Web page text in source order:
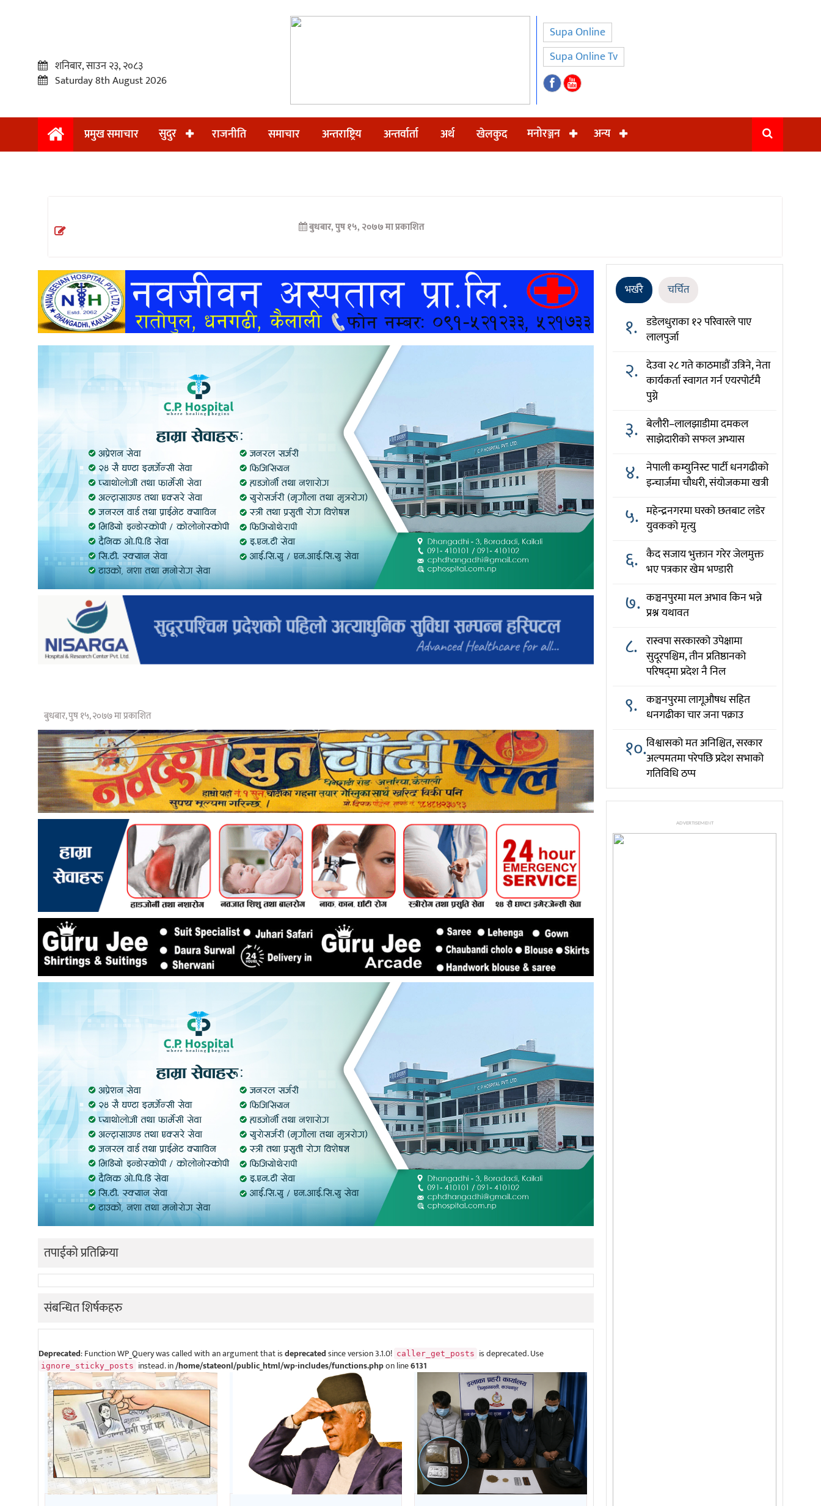
प्रमुख
अन्तराष्ट्रिय
अन्तर्वार्ता
खेलकुद
शनिबार, साउन २३, २०८३
Saturday 8th August 2026
Supa Online
Supa Online Tv
प्रमुख समाचार सुदुर राजनीति समाचार अन्तराष्ट्रिय अन्तर्वार्ता अर्थ खेलकुद मनोरञ्जन अन्य
बुधबार, पुष १५, २०७७ मा प्रकाशित
बुधबार, पुष १५, २०७७ मा प्रकाशित
तपाईको प्रतिक्रिया
संबन्धित शिर्षकहरु
Deprecated: Function WP_Query was called with an argument that isdeprecatedsince version 3.1.0! caller_get_posts is deprecated. Use
ignore_sticky_posts instead. in/home/stateonl/public_html/wp-includes/functions.phpon line6131
भर्खरै चर्चित
१. डडेलधुराका १२ परिवारले पाए
लालपुर्जा
२. देउवा २८ गते काठमाडौं उत्रिने, नेता
कार्यकर्ता स्वागत गर्न एयरपोर्टमै
पुग्ने
३. बेलौरी–लालझाडीमा दमकल
साझेदारीको सफल अभ्यास
४. नेपाली कम्युनिस्ट पार्टी धनगढीको
इन्चार्जमा चौधरी, संयोजकमा खत्री
५. महेन्द्रनगरमा घरको छतबाट लडेर
युवकको मृत्यु
६. कैद सजाय भुक्तान गरेर जेलमुक्त
भए पत्रकार खेम भण्डारी
७. कञ्चनपुरमा मल अभाव किन भन्ने
प्रश्न यथावत
८. रास्वपा सरकारको उपेक्षामा
सुदूरपश्चिम, तीन प्रतिष्ठानको
परिषद्‌मा प्रदेश नै निल
९. कञ्चनपुरमा लागूऔषध सहित
धनगढीका चार जना पक्राउ
१०.विश्वासको मत अनिश्चित, सरकार
अल्पमतमा परेपछि प्रदेश सभाको
गतिविधि ठप्प
ADVERTISEMENT